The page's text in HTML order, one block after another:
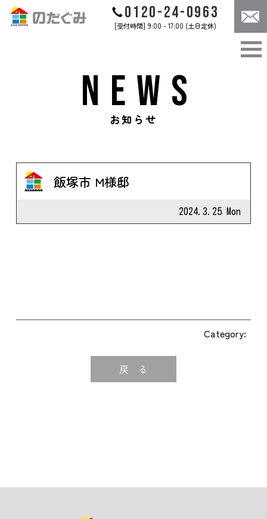
0120-24-0963
[受付時間] 9:00 - 17:00 (土日定休)
WORKS
のだぐみの家づくり
CASES
お問合せは
NEWS
お知らせ
飯塚市 M様邸
2024.3.25 Mon
Category:
戻 る